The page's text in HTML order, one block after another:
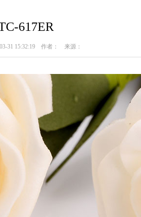
617ER
31 15:32:19 作者： 来源：